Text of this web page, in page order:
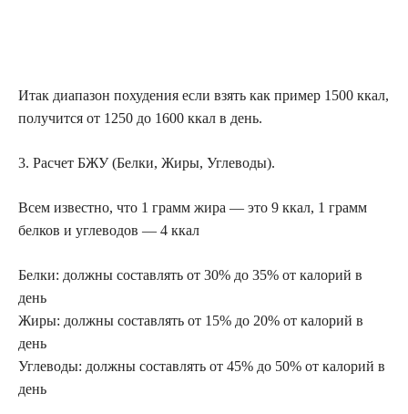
Итак диапазон похудения если взять как пример 1500 ккал,
получится от 1250 до 1600 ккал в день.
3. Расчет БЖУ (Белки, Жиры, Углеводы).
Всем известно, что 1 грамм жира — это 9 ккал, 1 грамм
белков и углеводов — 4 ккал
Белки: должны составлять от 30% до 35% от калорий в
день
Жиры: должны составлять от 15% до 20% от калорий в
день
Углеводы: должны составлять от 45% до 50% от калорий в
день